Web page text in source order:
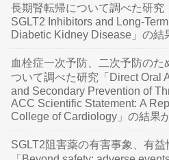
長期腎転帰について調べた研
SGLT2 Inhibitors and Long-
Diabetic Kidney Disease」の結
血栓症一次予防、二次予防のた
ついて調べた研究「Direct Oral
and Secondary Prevention of
ACC Scientific Statement: A
College of Cardiology」の結果
SGLT2阻害薬の有害事象、有